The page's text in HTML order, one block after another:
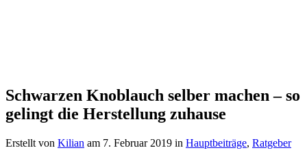
Schwarzen Knoblauch selber machen – so
gelingt die Herstellung zuhause
Erstellt von Kilian am 7. Februar 2019 in Hauptbeiträge, Ratgeber